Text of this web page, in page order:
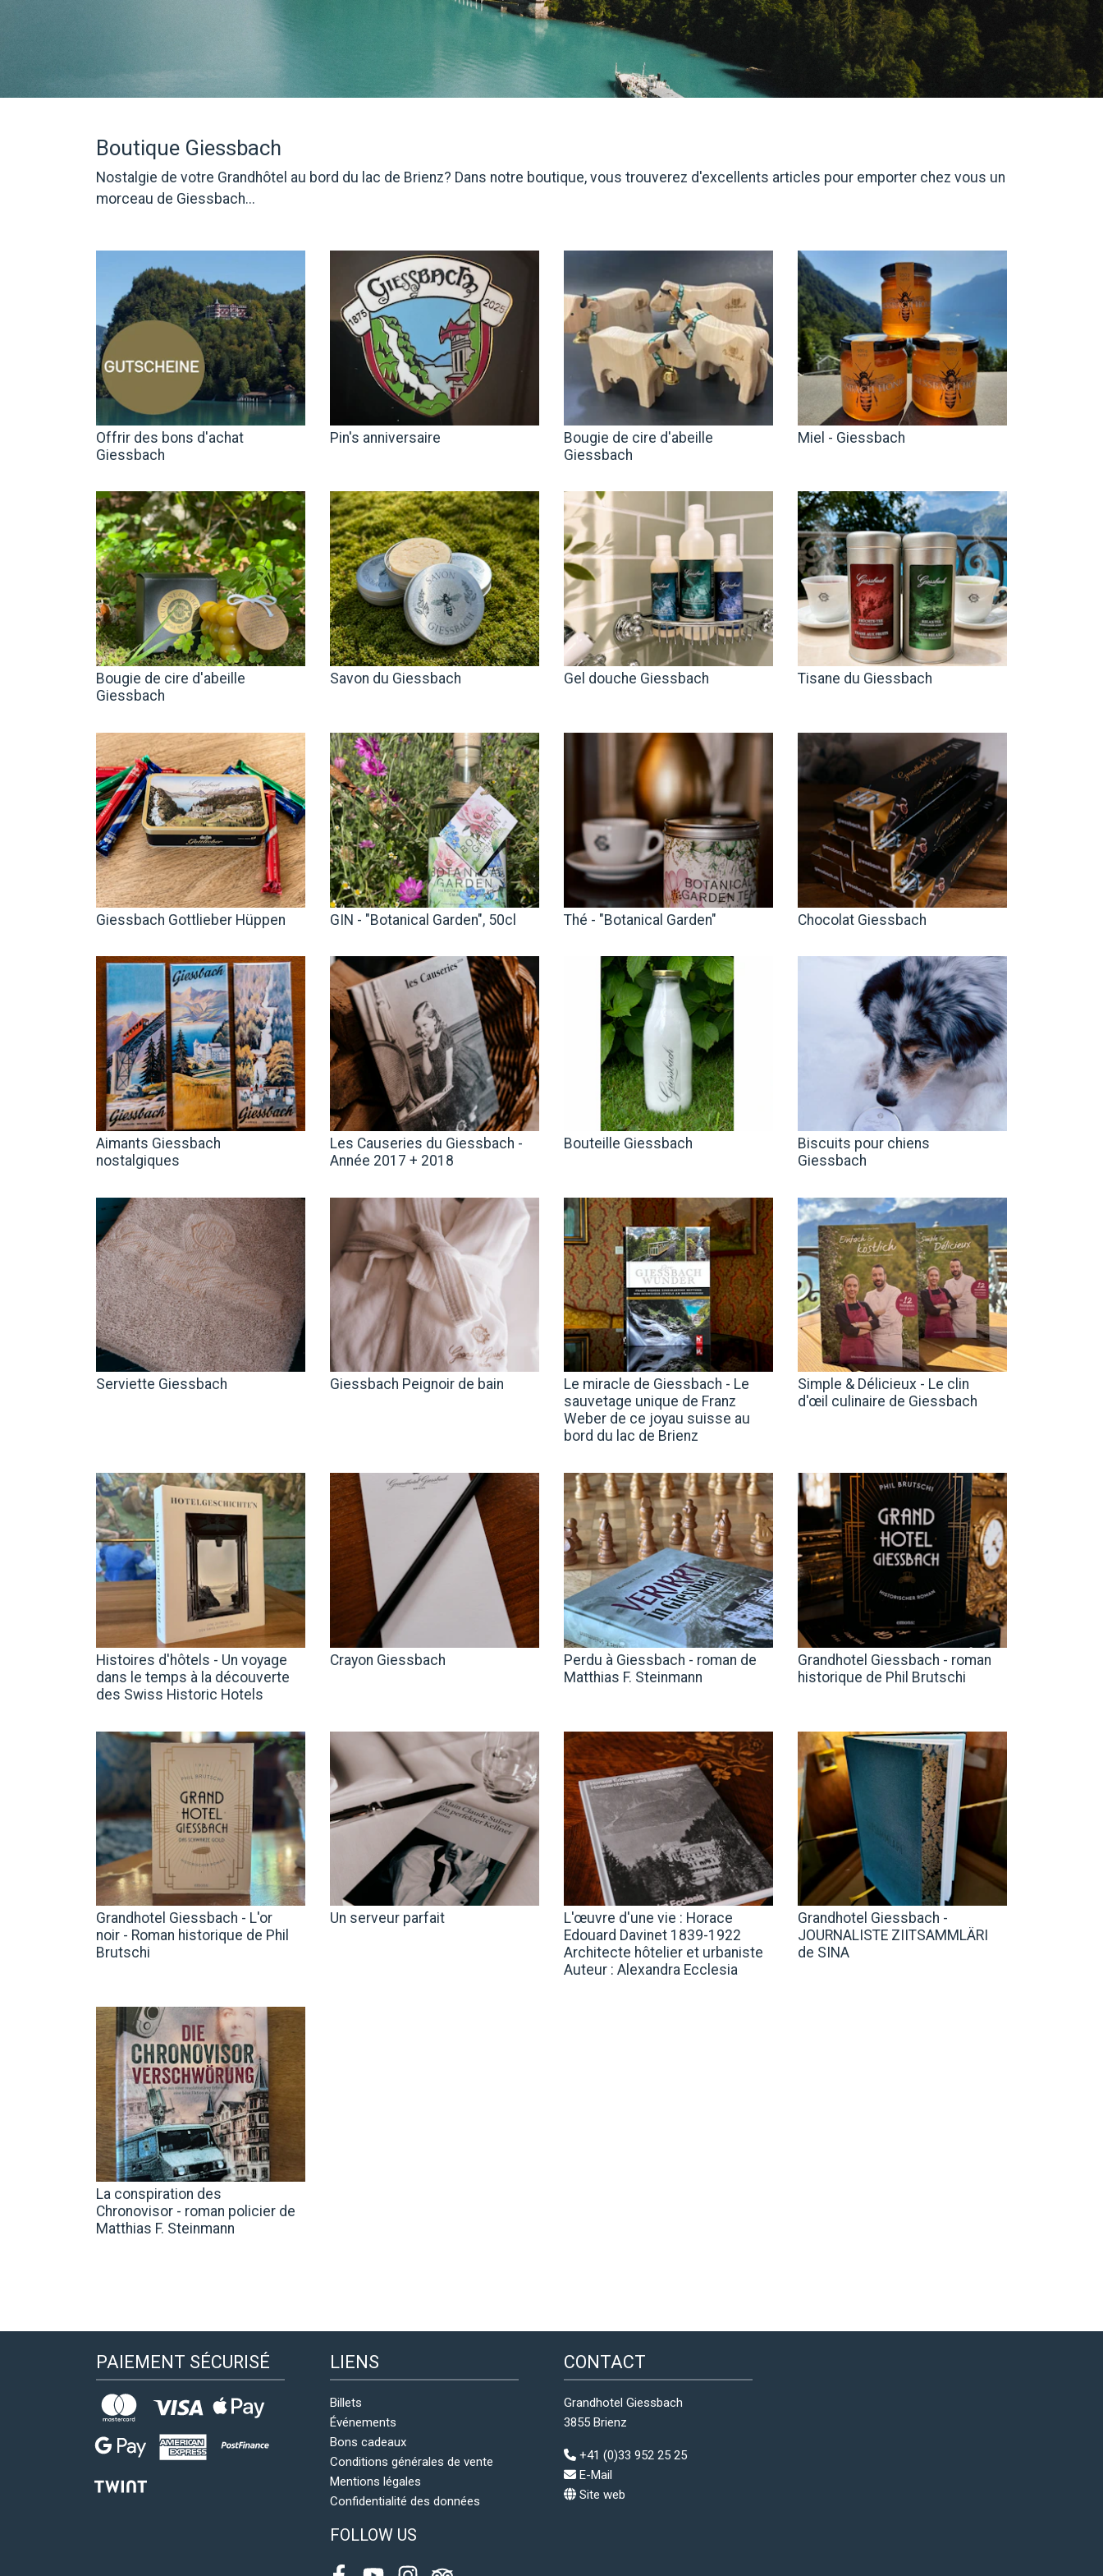
Boutique Giessbach
Nostalgie de votre Grandhôtel au bord du lac de Brienz? Dans notre boutique, vous trouverez d'excellents articles pour emporter chez vous un
morceau de Giessbach...
Offrir des bons d'achat
Giessbach
Pin's anniversaire
Bougie de cire d'abeille
Giessbach
Miel - Giessbach
Bougie de cire d'abeille
Giessbach
Savon du Giessbach Gel douche Giessbach Tisane du Giessbach
Giessbach Gottlieber Hüppen GIN - "Botanical Garden", 50cl Thé - "Botanical Garden" Chocolat Giessbach
Aimants Giessbach
nostalgiques
Les Causeries du Giessbach -
Année 2017 + 2018
Bouteille Giessbach
Biscuits pour chiens
Giessbach
Serviette Giessbach Giessbach Peignoir de bain
Le miracle de Giessbach - Le
sauvetage unique de Franz
Weber de ce joyau suisse au
bord du lac de Brienz
Simple & Délicieux - Le clin
d'œil culinaire de Giessbach
Histoires d'hôtels - Un voyage
dans le temps à la découverte
des Swiss Historic Hotels
Crayon Giessbach
Perdu à Giessbach - roman de
Matthias F. Steinmann
Grandhotel Giessbach - roman
historique de Phil Brutschi
Grandhotel Giessbach - L'or
noir - Roman historique de Phil
Brutschi
Un serveur parfait
L'œuvre d'une vie : Horace
Edouard Davinet 1839-1922
Architecte hôtelier et urbaniste
Auteur : Alexandra Ecclesia
Grandhotel Giessbach -
JOURNALISTE ZIITSAMMLÄRI
de SINA
La conspiration des
Chronovisor - roman policier de
Matthias F. Steinmann
PAIEMENT SÉCURISÉ LIENS
Billets
Événements
Bons cadeaux
Conditions générales de vente
Mentions légales
Confidentialité des données
FOLLOW US
CONTACT
Grandhotel Giessbach
3855 Brienz
+41 (0)33 952 25 25
E-Mail
Site web